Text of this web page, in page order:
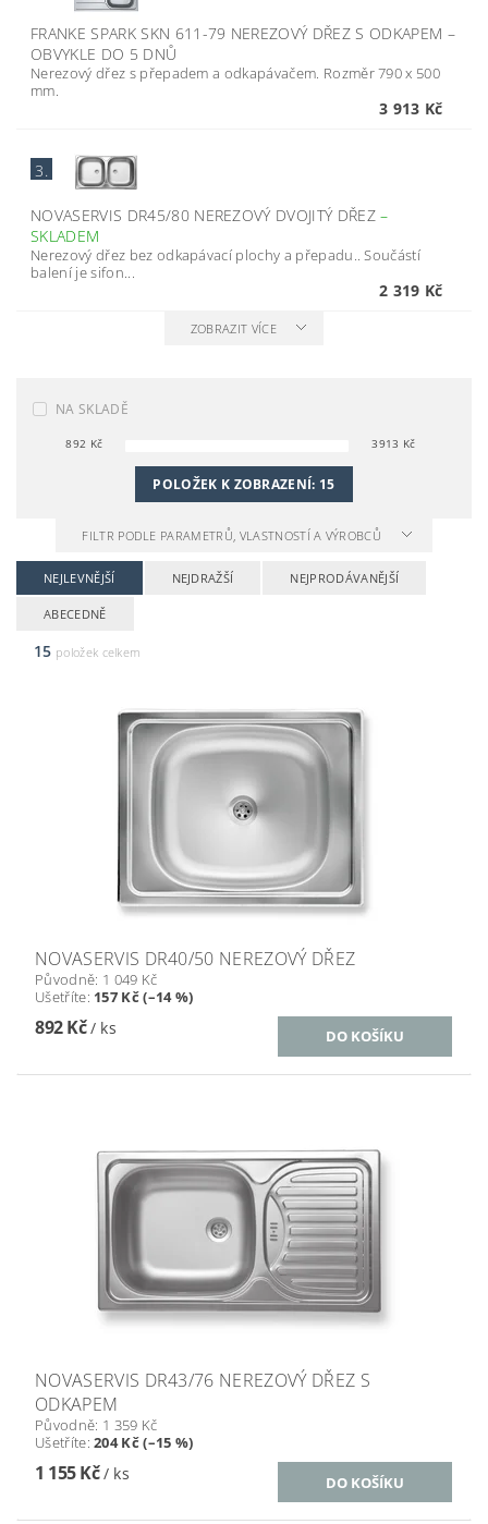
FRANKE SPARK SKN 611-79 NEREZOVÝ DŘEZ S ODKAPEM –
OBVYKLE DO 5 DNŮ
Nerezový dřez s přepadem a odkapávačem. Rozměr 790 x 500
mm.
3 913 Kč
3.
NOVASERVIS DR45/80 NEREZOVÝ DVOJITÝ DŘEZ–
SKLADEM
Nerezový dřez bez odkapávací plochy a přepadu.. Součástí
balení je sifon...
2 319 Kč
ZOBRAZIT VÍCE
NA SKLADĚ
892 Kč 3913 Kč
POLOŽEK K ZOBRAZENÍ: 15
FILTR PODLE PARAMETRŮ, VLASTNOSTÍ A VÝROBCŮ
NEJLEVNĚJŠÍ NEJDRAŽŠÍ NEJPRODÁVANĚJŠÍ
ABECEDNĚ
15 položek celkem
NOVASERVIS DR40/50 NEREZOVÝ DŘEZ
Původně: 1 049 Kč
Ušetříte: 157 Kč (–14 %)
892 Kč/ ks
NOVASERVIS DR43/76 NEREZOVÝ DŘEZ S
ODKAPEM
Původně: 1 359 Kč
Ušetříte:204 Kč (–15 %)
1 155 Kč/ ks